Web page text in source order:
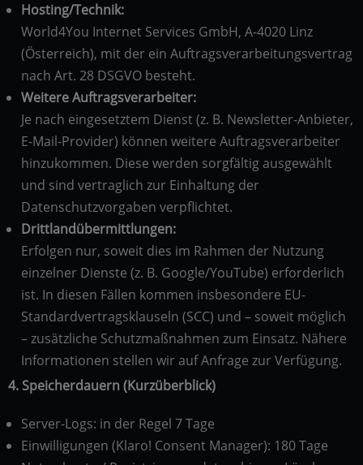
Hosting/Technik:
World4You Internet Services GmbH, A-4020 Linz
(Österreich), mit der ein Auftragsverarbeitungsvertrag
nach Art. 28 DSGVO besteht.
Weitere Auftragsverarbeiter:
Je nach eingesetztem Dienst (z. B. Newsletter-Anbieter,
E-Mail-Provider) können weitere Auftragsverarbeiter
hinzukommen. Diese werden sorgfältig ausgewählt
und sind vertraglich zur Einhaltung der
Datenschutzvorgaben verpflichtet.
Drittlandübermittlungen:
Erfolgen nur, soweit dies im Rahmen der Nutzung
einzelner Dienste (z. B. Google/YouTube) erforderlich
ist. In diesen Fällen kommen insbesondere EU-
Standardvertragsklauseln (SCC) und – soweit möglich
– zusätzliche Schutzmaßnahmen zum Einsatz. Nähere
Informationen stellen wir auf Anfrage zur Verfügung.
4. Speicherdauern (Kurzüberblick)
Server-Logs: in der Regel 7 Tage
Einwilligungen (Klaro! Consent Manager): 180 Tage